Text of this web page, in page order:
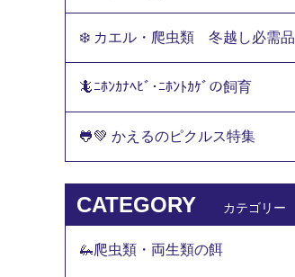
❄️ カエル・爬虫類 冬越し必需品
🦎ﾆﾎﾝｶﾅﾍﾋﾞ･ﾆﾎﾝﾄｶｹﾞの飼育
🐸💚 かえるのピクルス特集
CATEGORY カテゴリー
🦗爬虫類・両生類の餌